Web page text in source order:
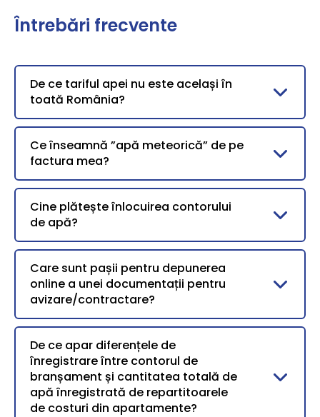
Întrebări frecvente
De ce tariful apei nu este același în
toată România?
Ce înseamnă ”apă meteorică” de pe
factura mea?
Cine plătește înlocuirea contorului
de apă?
Care sunt pașii pentru depunerea
online a unei documentații pentru
avizare/contractare?
De ce apar diferențele de
înregistrare între contorul de
branșament și cantitatea totală de
apă înregistrată de repartitoarele
de costuri din apartamente?